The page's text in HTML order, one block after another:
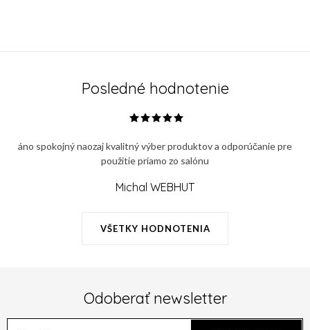
Posledné hodnotenie
VŠETKY HODNOTENIA
áno spokojný naozaj kvalitný výber produktov a odporúčanie pre
použitie priamo zo salónu
Michal WEBHUT
Odoberať newsletter